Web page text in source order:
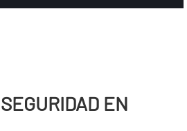
EN